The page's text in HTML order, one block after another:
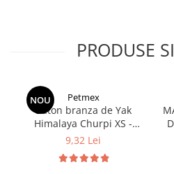
PRODUSE
NOU Petmex
Baton branza de Yak
Himalaya Churpi XS -
recompensa caini
9,32 Lei